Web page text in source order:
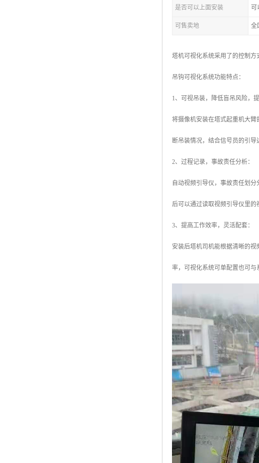
是否可以上面安装 可
可售卖地 全
塔机可视化系统采用了的控制方
吊钩可视化系统功能特点：
1、可视吊装，降低盲吊风险，
将摄像机安装在塔式起重机大
断吊装情况，结合信号员的引导
2、过程记录，事故责任分析：
自动视频引导仪，事故责任划
后可以通过读取视频引导仪里的
3、提高工作效率，灵活配套：
安装后塔机司机能根据清晰的
率，可视化系统可单配置也可与